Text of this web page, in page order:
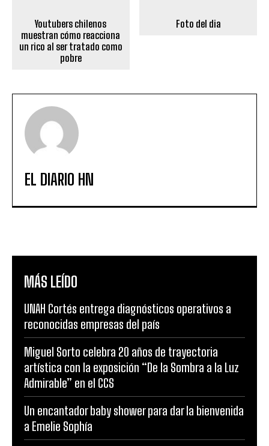
Youtubers chilenos
muestran cómo reacciona
un rico al ser tratado como
pobre
Foto del dia
EL DIARIO HN
MÁS LEÍDO
UNAH Cortés entrega diagnósticos operativos a
reconocidas empresas del país
Miguel Sorto celebra 20 años de trayectoria
artística con la exposición “De la Sombra a la Luz
Admirable” en el CCS
Un encantador baby shower para dar la bienvenida
a Emelie Sophía